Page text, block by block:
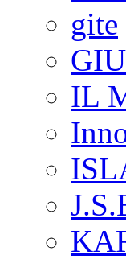
gite
IL